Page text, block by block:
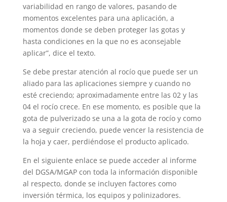
variabilidad en rango de valores, pasando de
momentos excelentes para una aplicación, a
momentos donde se deben proteger las gotas y
hasta condiciones en la que no es aconsejable
aplicar”, dice el texto.
Se debe prestar atención al rocío que puede ser un
aliado para las aplicaciones siempre y cuando no
esté creciendo; aproximadamente entre las 02 y las
04 el rocío crece. En ese momento, es posible que la
gota de pulverizado se una a la gota de rocío y como
va a seguir creciendo, puede vencer la resistencia de
la hoja y caer, perdiéndose el producto aplicado.
En el siguiente enlace se puede acceder al informe
del DGSA/MGAP con toda la información disponible
al respecto, donde se incluyen factores como
inversión térmica, los equipos y polinizadores.